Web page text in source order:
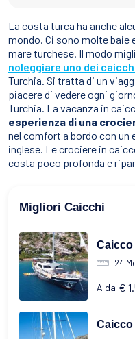
La costa turca ha anche
mondo. Ci sono molte baie
mare turchese. Il modo
noleggiare uno dei
Turchia. Si tratta di un
piacere di vedere ogni
Turchia. La vacanza in
esperienza di una
nel comfort a bordo con
inglese. Le crociere in
costa poco profonda e
Migliori Caicchi
Caicco
24
A da €
Caicco